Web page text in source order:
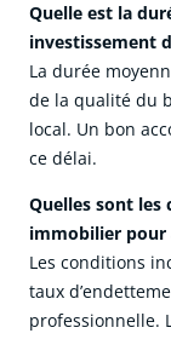
Quelle est la
investissement
La durée
de la qualité du
local. Un bon
ce délai.
Quelles sont
immobilier pour
Les conditions
taux
professionnelle.